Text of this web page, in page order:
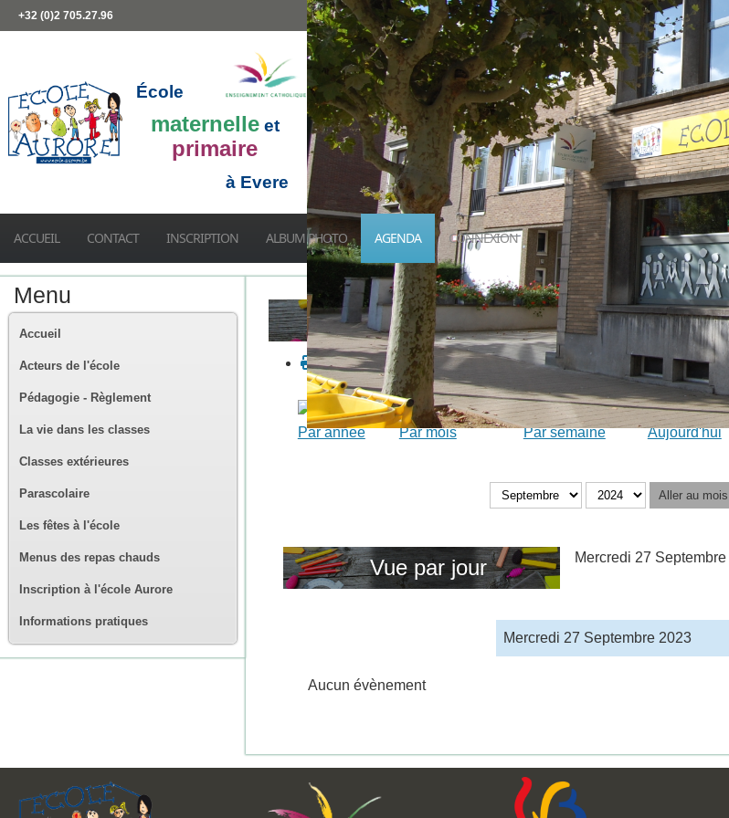
+32 (0)2 705.27.96
École
maternelle et
primaire
à Evere
ACCUEIL CONTACT INSCRIPTION ALBUM PHOTO AGENDA CONNEXION
Menu
Accueil
Acteurs de l'école
Pédagogie - Règlement
La vie dans les classes
Classes extérieures
Parascolaire
Les fêtes à l'école
Menus des repas chauds
Inscription à l'école Aurore
Informations pratiques
Calendrier
Par année Par mois Par semaine Aujourd'hui
Aller au mois
Vue par jour Mercredi 27
Mercredi 27 Septembre 2023
Aucun évènement